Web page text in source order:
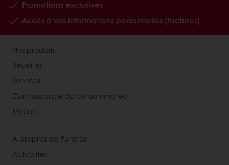
Promotions exclusives
Accès à vos informations personnelles (factures)
Nos produits
Recettes
Services
Connaissance du consommateur
MyLink
À propros de Puratos
Actualités